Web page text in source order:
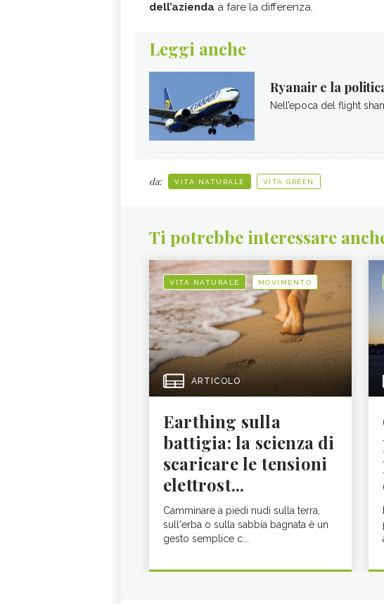
dell’azienda a fare la differenza.
Leggi anche
Ryanair e la
Nell’epoca del flight
da: VITA NATURALE VITA GREEN
Ti potrebbe interessare
VITA NATURALE MOVIMENTO
ARTICOLO
Earthing sulla
battigia: la scienza di
scaricare le tensioni
elettrost...
Camminare a piedi nudi sulla terra,
sull'erba o sulla sabbia bagnata è un
gesto semplice c...